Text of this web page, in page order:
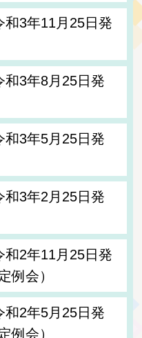
3年11月25日発
3年8月25日発
3年5月25日発
3年2月25日発
2年11月25日発
例会）
2年5月25日発
例会）